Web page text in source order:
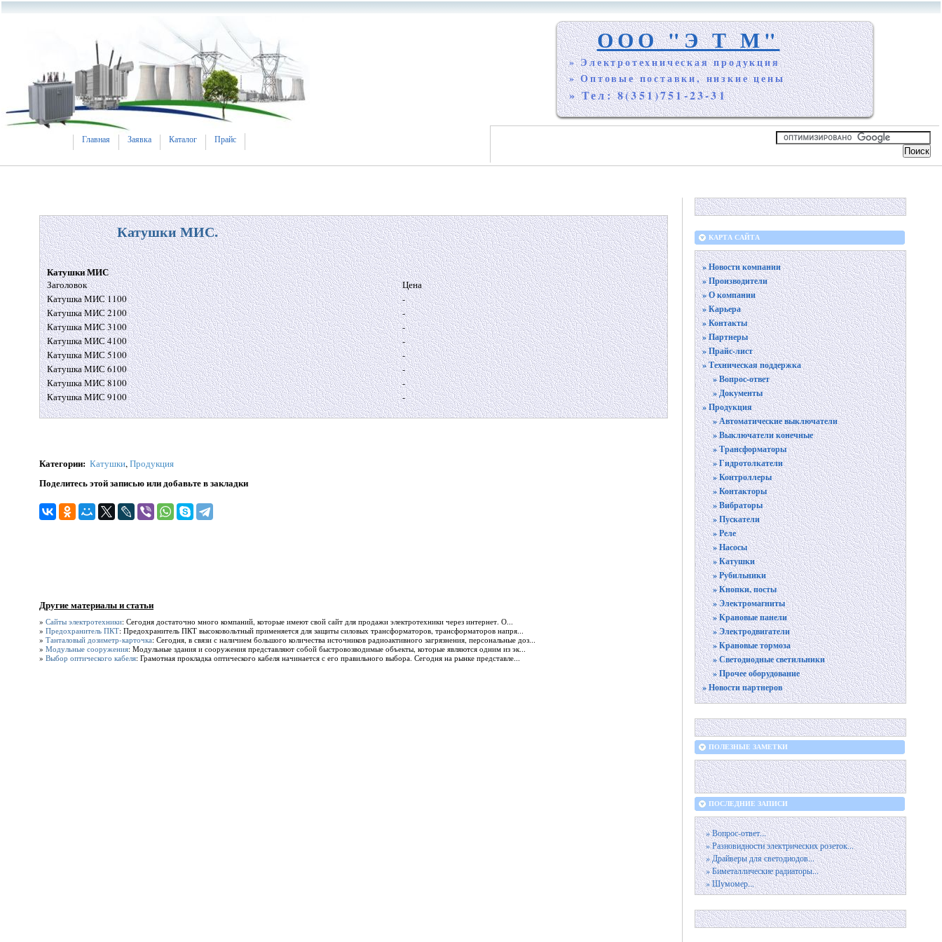
Главная Заявка Каталог Прайс
ООО "Э Т М"
» Электротехническая продукция
» Оптовые поставки, низкие цены
» Тел: 8(351)751-23-31
Катушки МИС.
Катушки МИС
Заголовок
Цена
Катушка МИС 1100
-
Катушка МИС 2100
-
Катушка МИС 3100
-
Катушка МИС 4100
-
Катушка МИС 5100
-
Катушка МИС 6100
-
Катушка МИС 8100
-
Катушка МИС 9100
-
Категории: Катушки,Продукция
Поделитесь этой записью или добавьте в закладки
Другие материалы и статьи
» Сайты электротехники: Сегодня достаточно много компаний, которые имеют свой сайт для продажи электротехники через интернет. О...
» Предохранитель ПКТ: Предохранитель ПКТ высоковольтный применяется для защиты силовых трансформаторов, трансформаторов напря...
» Танталовый дозиметр-карточка: Сегодня, в связи с наличием большого количества источников радиоактивного загрязнения, персональные доз...
» Модульные сооружения: Модульные здания и сооружения представляют собой быстровозводимые объекты, которые являются одним из эк...
» Выбор оптического кабеля: Грамотная прокладка оптического кабеля начинается с его правильного выбора. Сегодня на рынке представле...
КАРТА САЙТА
» Новости компании
» Производители
» О компании
» Карьера
» Контакты
» Партнеры
» Прайс-лист
» Техническая поддержка
» Вопрос-ответ
» Документы
» Продукция
» Автоматические выключатели
» Выключатели конечные
» Трансформаторы
» Гидротолкатели
» Контроллеры
» Контакторы
» Вибраторы
» Пускатели
» Реле
» Насосы
» Катушки
» Рубильники
» Кнопки, посты
» Электромагниты
» Крановые панели
» Электродвигатели
» Крановые тормоза
» Светодиодные светильники
» Прочее оборудование
» Новости партнеров
ПОЛЕЗНЫЕ ЗАМЕТКИ
ПОСЛЕДНИЕ ЗАПИСИ
» Вопрос-ответ...
» Разновидности электрических розеток...
» Драйверы для светодиодов...
» Биметаллические радиаторы...
» Шумомер...